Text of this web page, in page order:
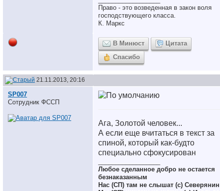
Право - это возведенная в закон воля
господствующего класса.
К. Маркс
В Минюст
Цитата
Спасибо
21.11.2013, 20:16
SP007
Сотрудник ФССП
Ага, Золотой человек...
А если еще вчитаться в текст за
спиной, который как-будто
специально сфокусирован
Любое сделанное добро не остается
безнаказанным
Нас (СП) там не слышат (с) Северянин